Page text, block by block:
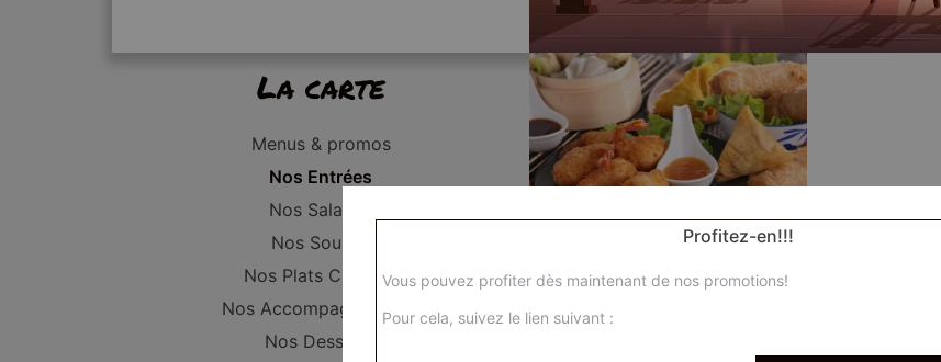
La carte
Menus & promos
Nos Entrées
Nos Salades
Nos Soupes
Nos Plats Cuisinés
Nos Accompagnements
Nos Desserts
Nem maison 5 pcs
Profitez-en!!!
Vous pouvez profiter dès maintenant de nos promotions!
Pour cela, suivez le lien suivant :